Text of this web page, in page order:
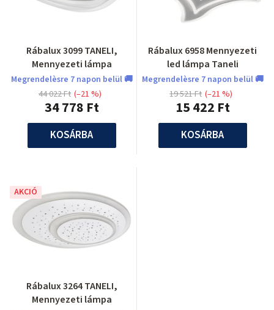
Rábalux 3099 TANELI,
Mennyezeti lámpa
Megrendelèsre 7 napon belül 🚚
34 778 Ft
44 022 Ft (–21 %)
KOSÁRBA
Rábalux 6958 Mennyezeti
led lámpa Taneli
Megrendelèsre 7 napon belül 🚚
15 422 Ft
19 521 Ft (–21 %)
KOSÁRBA
AKCIÓ
Rábalux 3264 TANELI,
Mennyezeti lámpa